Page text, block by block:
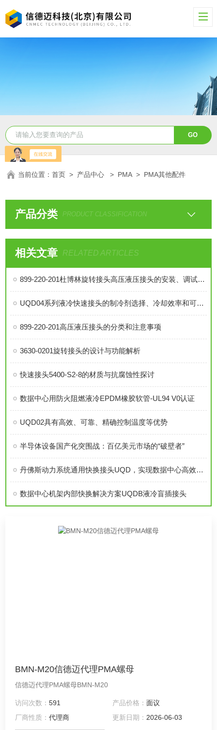
当前位置：首页 > 产品中心 > PMA > PMA其他配件
产品分类 PRODUCT CLASSIFICATION
相关文章 RELATED ARTICLES
899-220-201杜博林旋转接头高压液压接头的安装、调试与维护技巧
UQD04系列液冷快速接头的制冷剂选择、冷却效率和可靠性分析
899-220-201高压液压接头的分类和注意事项
3630-0201旋转接头的设计与功能解析
快速接头5400-S2-8的材质与抗腐蚀性探讨
数据中心用防火阻燃液冷EPDM橡胶软管-UL94 V0认证
UQD02具有高效、可靠、精确控制温度等优势
半导体设备国产化突围战：百亿美元市场的“破壁者”
丹佛斯动力系统通用快换接头UQD，实现数据中心高效液冷
数据中心机架内部快换解决方案UQDB液冷盲插接头
BMN-M20信德迈代理PMA螺母
信德迈代理PMA螺母BMN-M20
访问次数：591 产品价格： 面议
厂商性质：代理商 更新日期： 2026-06-03